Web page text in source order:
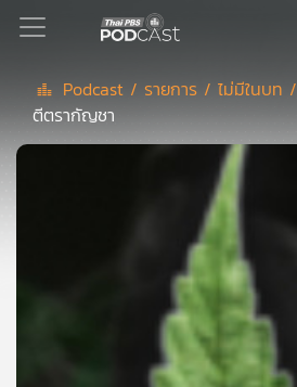
Podcast
แนะนำ
Podcast / รายการ /ไม่มีในบท /
ตีตรากัญชา